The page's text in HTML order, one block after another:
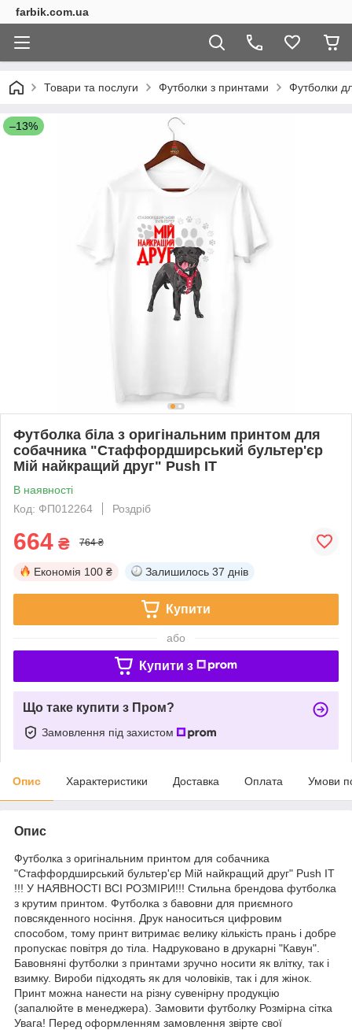
farbik.com.ua
Товари та послуги Футболки з принтами Футболки
–13%
Футболка біла з оригінальним принтом для
собачника "Стаффордширський бультер'єр
Мій найкращий друг" Push IT
В наявності
Код: ФП012264
Роздріб
664 ₴ 764 ₴
Економія 100 ₴ Залишилось 37 днів
Купити
або
Купити з
Що таке купити з Пром?
Замовлення під захистом
Опис Характеристики Доставка Оплата Умови
Опис
Футболка з оригінальним принтом для собачника
"Стаффордширський бультер'єр Мій найкращий друг" Push IT
!!! У НАЯВНОСТІ ВСІ РОЗМІРИ!!! Стильна брендова футболка
з крутим принтом. Футболка з бавовни для приємного
повсякденного носіння. Друк наноситься цифровим
способом, тому принт витримає велику кількість прань і добре
пропускає повітря до тіла. Надруковано в друкарні "Кавун".
Бавовняні футболки з принтами зручно носити як влітку, так і
взимку. Вироби підходять як для чоловіків, так і для жінок.
Принт можна нанести на різну сувенірну продукцію
(запалюйте в менеджера). Замовити футболку Розмірна сітка
Увага! Перед оформленням замовлення звірте свої